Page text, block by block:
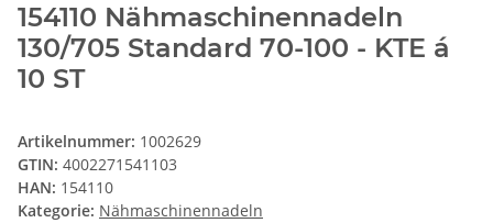
154110 Nähmaschinennadeln
130/705 Standard 70-100 - KTE á
10 ST
Artikelnummer: 1002629
GTIN: 4002271541103
HAN: 154110
Kategorie: Nähmaschinennadeln